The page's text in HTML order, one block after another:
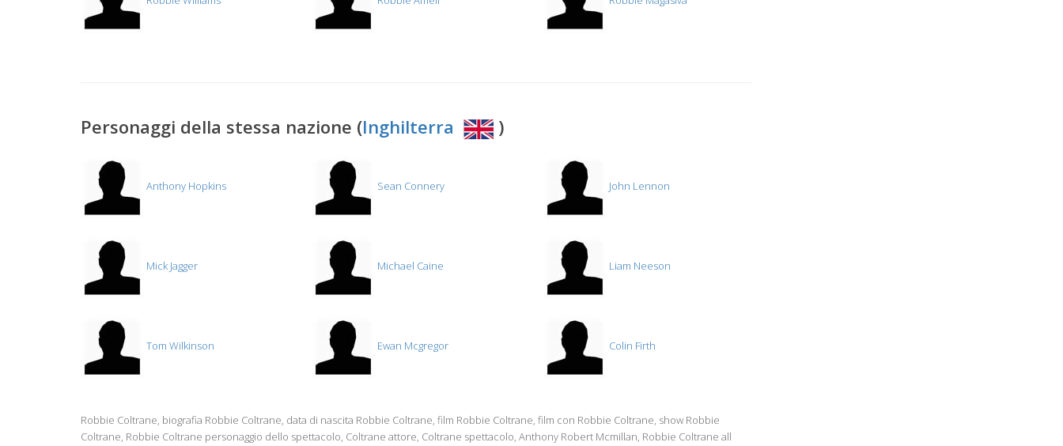
Personaggi della stessa nazione (Inghilterra )
Anthony Hopkins Sean Connery John Lennon
Mick Jagger Michael Caine Liam Neeson
Tom Wilkinson Ewan Mcgregor Colin Firth
Robbie Coltrane, biografia Robbie Coltrane, data di nascita Robbie Coltrane, film Robbie Coltrane, film con Robbie Coltrane, show Robbie
Coltrane, Robbie Coltrane personaggio dello spettacolo, Coltrane attore, Coltrane spettacolo, Anthony Robert Mcmillan, Robbie Coltrane all